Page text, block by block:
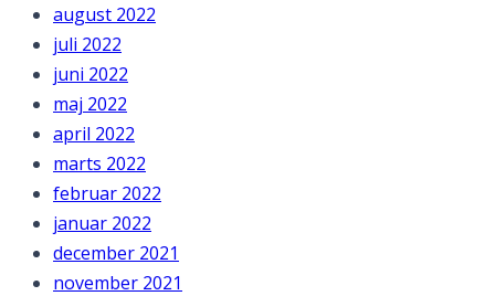
august 2022
juli 2022
juni 2022
maj 2022
april 2022
marts 2022
februar 2022
januar 2022
december 2021
november 2021